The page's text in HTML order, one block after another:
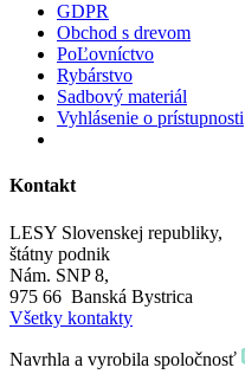
GDPR
Obchod s drevom
PoĽovníctvo
Rybárstvo
Sadbový materiál
Vyhlásenie o prístupnosti
Kontakt
LESY Slovenskej republiky,
štátny podnik
Nám. SNP 8,
975 66 Banská Bystrica
Všetky kontakty
Navrhla a vyrobila spoločnosť